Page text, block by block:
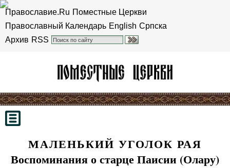
Православие.Ru Поместные Церкви
Православный Календарь English Српска
Архив RSS
МАЛЕНЬКИЙ УГОЛОК РАЯ
Воспоминания о старце Паисии (Олару)